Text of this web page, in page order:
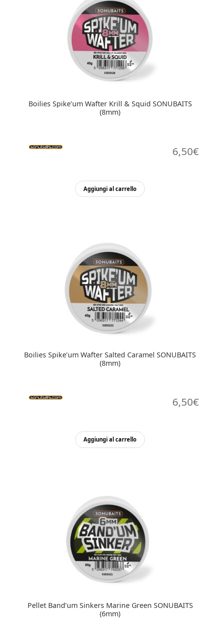
Boilies Spike’um Wafter Krill & Squid SONUBAITS
(8mm)
6,50€
Aggiungi al carrello
Boilies Spike’um Wafter Salted Caramel SONUBAITS
(8mm)
6,50€
Aggiungi al carrello
Pellet Band’um Sinkers Marine Green SONUBAITS
(6mm)